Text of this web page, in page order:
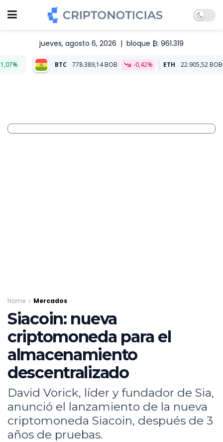
jueves, agosto 6, 2026 | bloque ₿: 961.319
BTC 778.389,14 BOB -0,42% ETH 22.905,52 BOB 0,25%
Home Mercados
Siacoin: nueva
criptomoneda para el
almacenamiento
descentralizado
David Vorick, líder y fundador de Sia,
anunció el lanzamiento de la nueva
criptomoneda Siacoin, después de 3
años de pruebas.